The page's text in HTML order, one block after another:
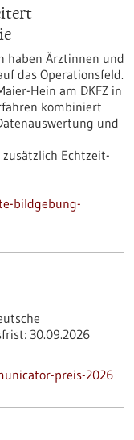
haben Ärztinnen und
das Operationsfeld.
Hein am DKFZ in
kombiniert
und
Echtzeit-
bildgebung-
30.09.2026
preis-2026